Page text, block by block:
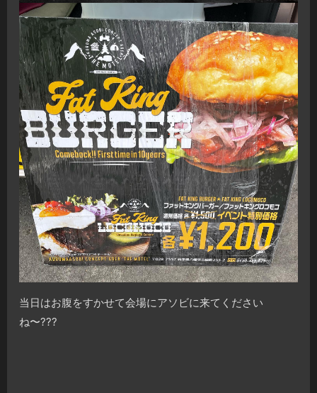
当日はお腹をすかせて会場にアソビに来てください
ね〜???